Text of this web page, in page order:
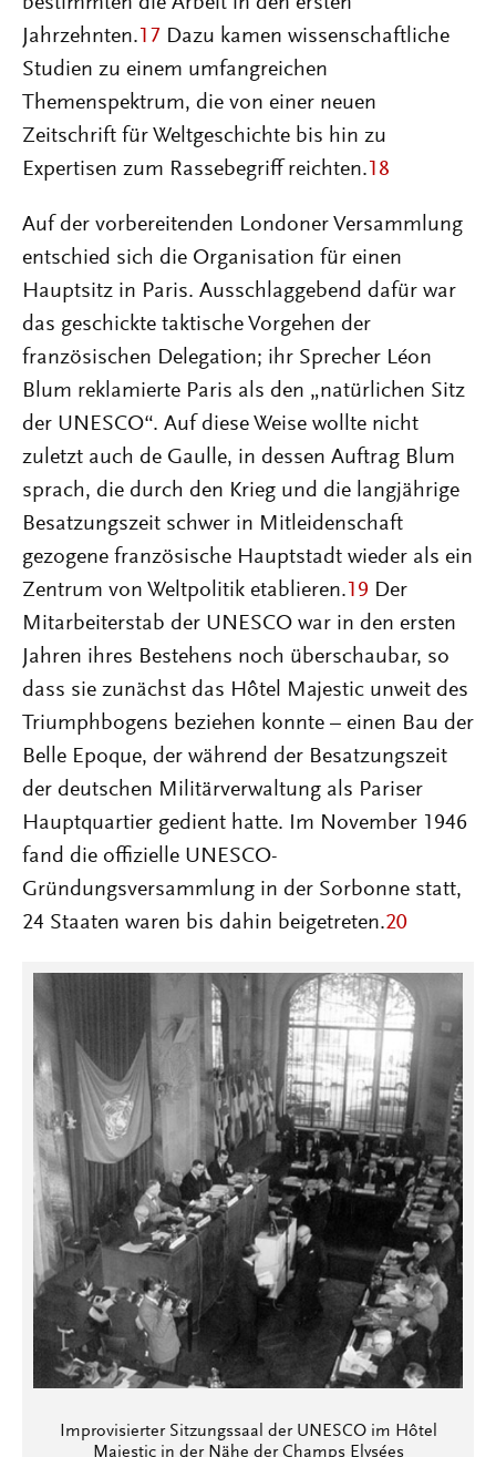
Jahrzehnten. 17 Dazu kamen wissenschaftliche
Studien zu einem umfangreichen
Themenspektrum, die von einer neuen
Zeitschrift für Weltgeschichte bis hin zu
Expertisen zum Rassebegriff reichten. 18
Auf der vorbereitenden Londoner Versammlung
entschied sich die Organisation für einen
Hauptsitz in Paris. Ausschlaggebend dafür war
das geschickte taktische Vorgehen der
französischen Delegation; ihr Sprecher Léon
Blum reklamierte Paris als den „natürlichen Sitz
der UNESCO“. Auf diese Weise wollte nicht
zuletzt auch de Gaulle, in dessen Auftrag Blum
sprach, die durch den Krieg und die langjährige
Besatzungszeit schwer in Mitleidenschaft
gezogene französische Hauptstadt wieder als ein
Zentrum von Weltpolitik etablieren. 19 Der
Mitarbeiterstab der UNESCO war in den ersten
Jahren ihres Bestehens noch überschaubar, so
dass sie zunächst das Hôtel Majestic unweit des
Triumphbogens beziehen konnte – einen Bau der
Belle Epoque, der während der Besatzungszeit
der deutschen Militärverwaltung als Pariser
Hauptquartier gedient hatte. Im November 1946
fand die offizielle UNESCO-
Gründungsversammlung in der Sorbonne statt,
24 Staaten waren bis dahin beigetreten.20
Improvisierter Sitzungssaal der UNESCO im Hôtel
Majestic in der Nähe der Champs Elysées